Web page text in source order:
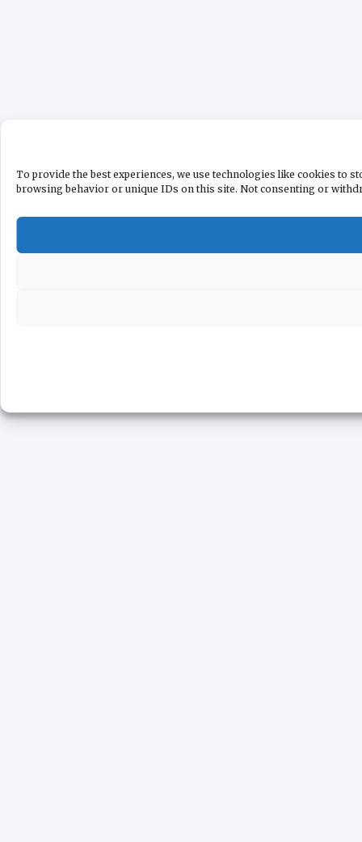
To provide the best experiences, we use technologies like cookies to
browsing behavior or unique IDs on this site. Not consenting or